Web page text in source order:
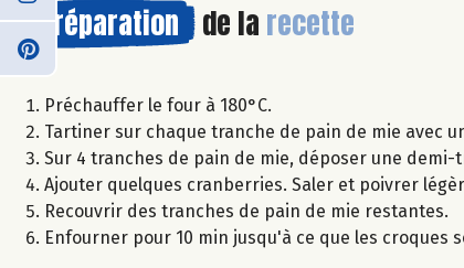
Préparation de la recette
Préchauffer le four à 180°C.
Tartiner sur chaque tranche de pain de mie avec
Sur 4 tranches de pain de mie, déposer une
Ajouter quelques cranberries. Saler et poivrer
Recouvrir des tranches de pain de mie restantes.
Enfourner pour 10 min jusqu'à ce que les croques